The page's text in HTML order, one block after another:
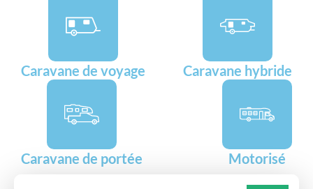
Caravane de voyage Caravane hybride
Caravane de portée Motorisé